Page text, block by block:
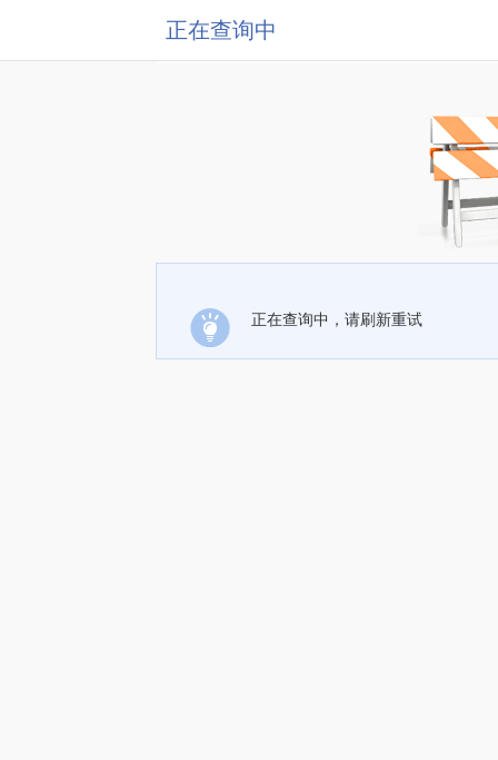
正在查询中
正在查询中，请刷新重试